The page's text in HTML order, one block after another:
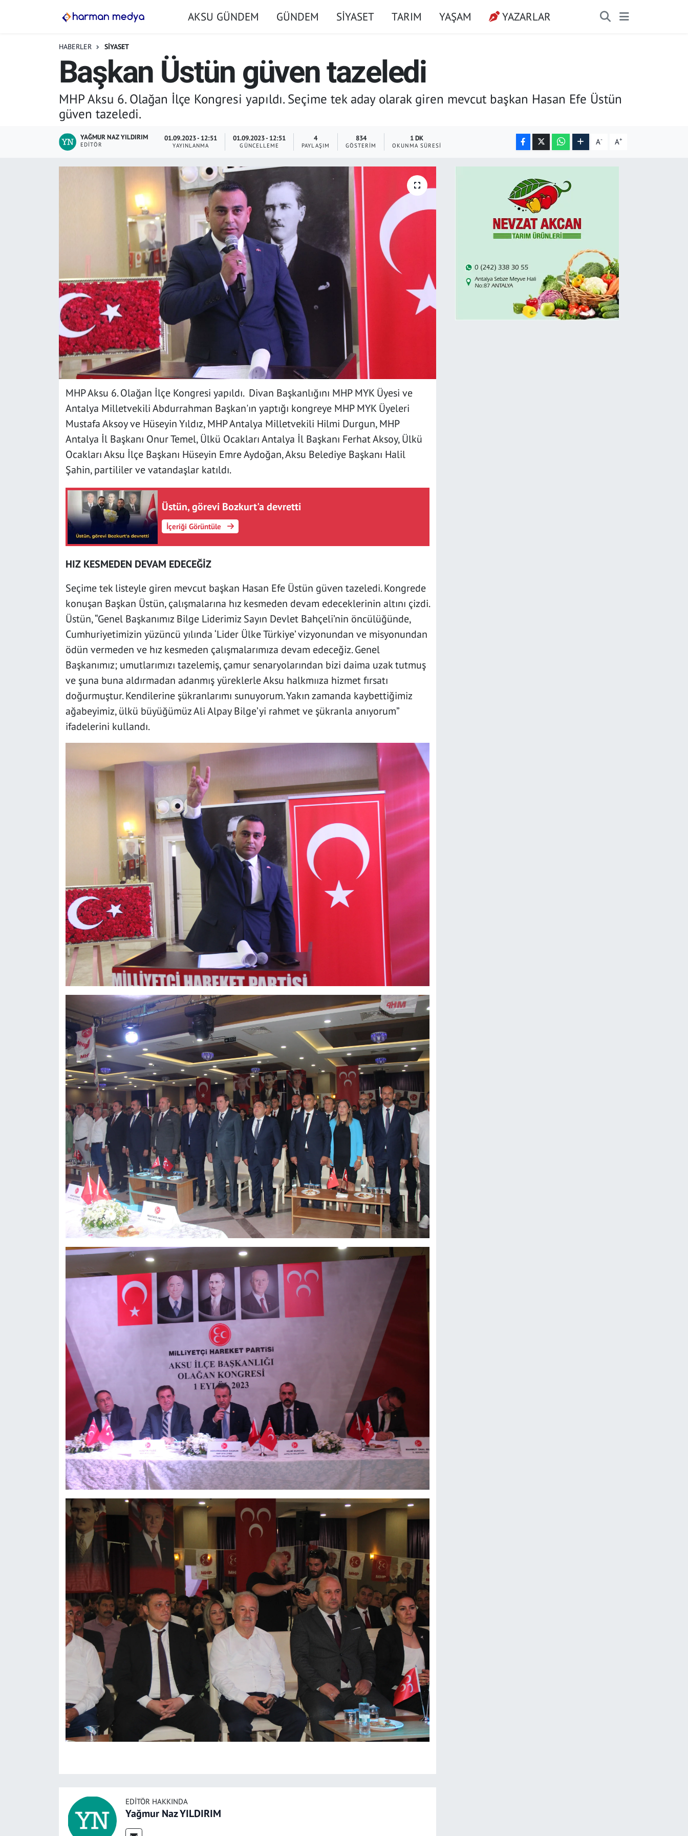
AKSU GÜNDEM GÜNDEM SİYASET TARIM YAŞAM YAZARLAR
HABERLER SİYASET
Başkan Üstün güven tazeledi
MHP Aksu 6. Olağan İlçe Kongresi yapıldı. Seçime tek aday olarak giren mevcut başkan Hasan Efe Üstün
güven tazeledi.
YAĞMUR NAZ YILDIRIM
EDITÖR
01.09.2023 - 12:51
YAYINLANMA
01.09.2023 - 12:51
GÜNCELLEME
4
PAYLAŞIM
834
GÖSTERIM
1 DK
OKUNMA SÜRESI A- A+
MHP Aksu 6. Olağan İlçe Kongresi yapıldı. Divan Başkanlığını MHP MYK Üyesi ve
Antalya Milletvekili Abdurrahman Başkan'ın yaptığı kongreye MHP MYK Üyeleri
Mustafa Aksoy ve Hüseyin Yıldız, MHP Antalya Milletvekili Hilmi Durgun, MHP
Antalya İl Başkanı Onur Temel, Ülkü Ocakları Antalya İl Başkanı Ferhat Aksoy, Ülkü
Ocakları Aksu İlçe Başkanı Hüseyin Emre Aydoğan, Aksu Belediye Başkanı Halil
Şahin, partililer ve vatandaşlar katıldı.
Üstün, görevi Bozkurt'a devretti
İçeriği Görüntüle
HIZ KESMEDEN DEVAM EDECEĞİZ
Seçime tek listeyle giren mevcut başkan Hasan Efe Üstün güven tazeledi. Kongrede
konuşan Başkan Üstün, çalışmalarına hız kesmeden devam edeceklerinin altını çizdi.
Üstün, “Genel Başkanımız Bilge Liderimiz Sayın Devlet Bahçeli’nin öncülüğünde,
Cumhuriyetimizin yüzüncü yılında ‘Lider Ülke Türkiye’ vizyonundan ve misyonundan
ödün vermeden ve hız kesmeden çalışmalarımıza devam edeceğiz. Genel
Başkanımız; umutlarımızı tazelemiş, çamur senaryolarından bizi daima uzak tutmuş
ve şuna buna aldırmadan adanmış yüreklerle Aksu halkmııza hizmet fırsatı
doğurmuştur. Kendilerine şükranlarımı sunuyorum. Yakın zamanda kaybettiğimiz
ağabeyimiz, ülkü büyüğümüz Ali Alpay Bilge’yi rahmet ve şükranla anıyorum”
ifadelerini kullandı.
EDITÖR HAKKINDA
Yağmur Naz YILDIRIM
AKSU GÜNDEM
YEREL YÖNETİMLER
EKONOMİ
KÜLTÜR SANAT
İstanbul Hava Durumu
İstanbul Trafik Yoğunluk Haritası
Süper Lig Puan Durumu ve Fikstür
Tüm Manşetler
Son Dakika Haberleri